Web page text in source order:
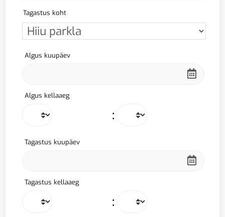
Tagastus koht
Algus kuupäev
Algus kellaaeg
:
Tagastus kuupäev
Tagastus kellaaeg
: